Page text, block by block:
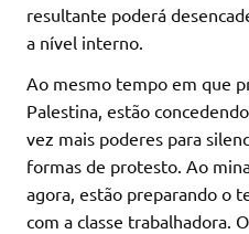
resultante poderá
a nível interno.
Ao mesmo tempo em que
Palestina, estão
vez mais poderes para
formas de protesto. Ao
agora, estão preparando o
com a classe trabalhadora.